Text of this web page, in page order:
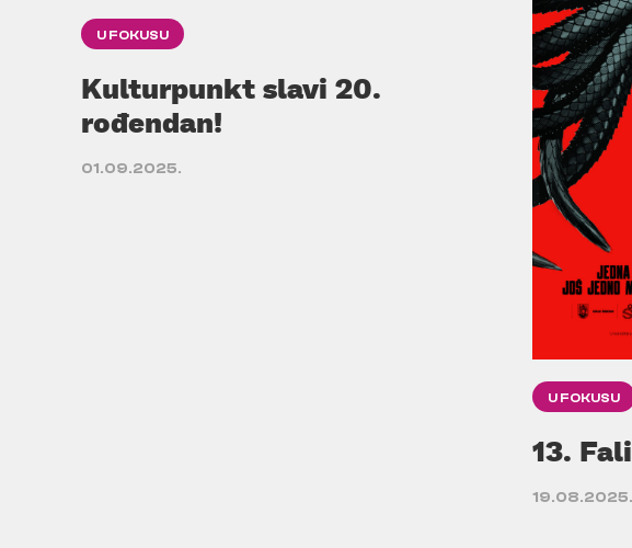
U FOKUSU
Kulturpunkt slavi 20.
rođendan!
01.09.2025.
U FOKUSU
13.
19.08.2025.